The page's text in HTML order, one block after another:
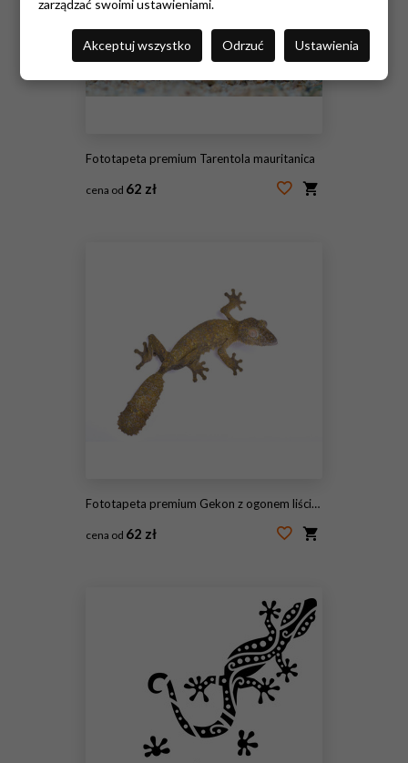
Fototapeta premium Tarentola mauritanica
cena od 62 zł
Fototapeta premium Gekon z ogonem liściastym, Uroplatus henkeli
cena od 62 zł
zarządzać swoimi ustawieniami.
Akceptuj wszystko Odrzuć Ustawienia